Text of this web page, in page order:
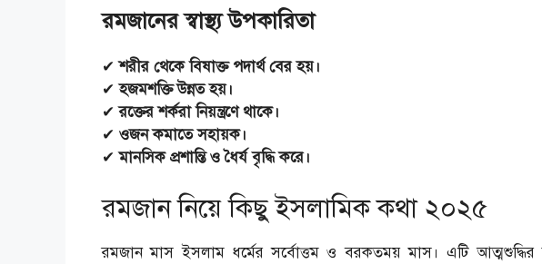
রমজানের স্বাস্থ্য উপকারিতা
✔শরীর থেকে বিষাক্ত পদার্থ বের হয়।
✔হজমশক্তি উন্নত হয়।
✔রক্তের শর্করা নিয়ন্ত্রণে থাকে।
✔ ওজন কমাতে সহায়ক।
✔মানসিক প্রশান্তি ও ধৈর্য বৃদ্ধি করে।
রমজান নিয়ে কিছু ইসলামিক কথা ২০২৫
রমজান মাস ইসলাম ধর্মের সর্বোত্তম ও বরকতময় মাস। এটি আত্মশুদ্ধির